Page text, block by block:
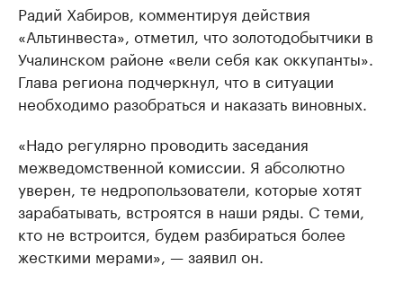
Радий Хабиров, комментируя действия
«Альтинвеста», отметил, что золотодобытчики в
Учалинском районе «вели себя как оккупанты».
Глава региона подчеркнул, что в ситуации
необходимо разобраться и наказать виновных.
«Надо регулярно проводить заседания
межведомственной комиссии. Я абсолютно
уверен, те недропользователи, которые хотят
зарабатывать, встроятся в наши ряды. С теми,
кто не встроится, будем разбираться более
жесткими мерами», — заявил он.